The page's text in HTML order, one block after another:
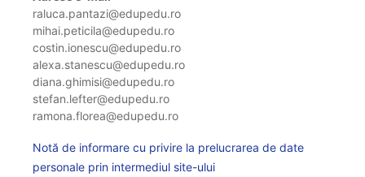
raluca.pantazi@edupedu.ro
mihai.peticila@edupedu.ro
costin.ionescu@edupedu.ro
alexa.stanescu@edupedu.ro
diana.ghimisi@edupedu.ro
stefan.lefter@edupedu.ro
ramona.florea@edupedu.ro
Notă de informare cu privire la prelucrarea de date
personale prin intermediul site-ului